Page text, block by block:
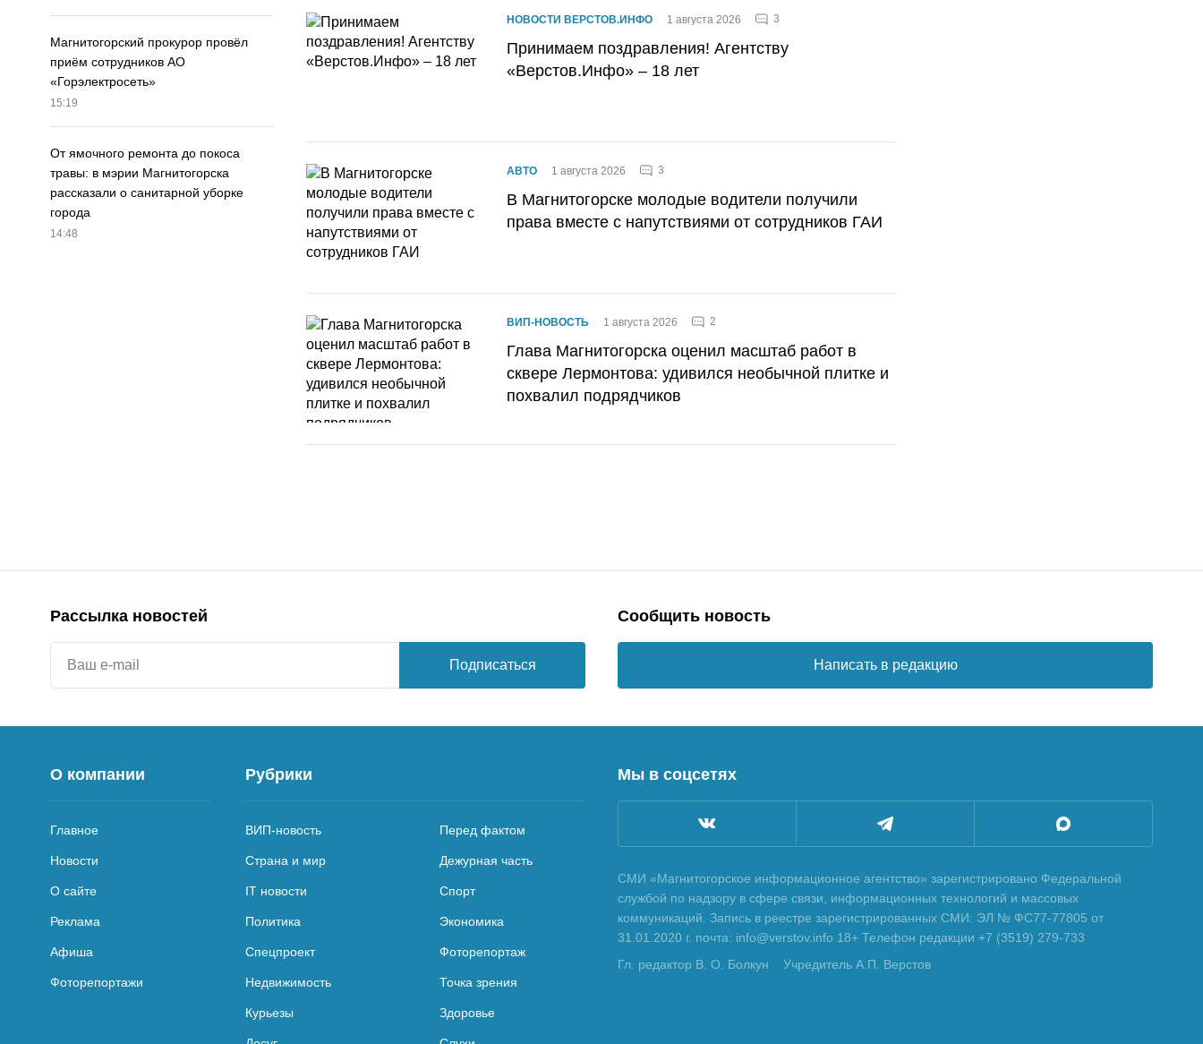
Магнитогорский прокурор провёл
приём сотрудников АО
«Горэлектросеть»
15:19
От ямочного ремонта до покоса
травы: в мэрии Магнитогорска
рассказали о санитарной уборке
города
14:48
НОВОСТИ ВЕРСТОВ.ИНФО 1 августа 2026 3
Принимаем поздравления! Агентству
«Верстов.Инфо» – 18 лет
АВТО 1 августа 2026 3
В Магнитогорске молодые водители получили
права вместе с напутствиями от сотрудников ГАИ
ВИП-НОВОСТЬ 1 августа 2026 2
Глава Магнитогорска оценил масштаб работ в
сквере Лермонтова: удивился необычной плитке и
похвалил подрядчиков
Рассылка новостей
Подписаться
Сообщить новость
Написать в редакцию
О компании
Главное
Новости
О сайте
Реклама
Афиша
Фоторепортажи
Рубрики
ВИП-новость Перед фактом
Страна и мир Дежурная часть
IT новости Спорт
Политика Экономика
Спецпроект Фоторепортаж
Недвижимость Точка зрения
Курьезы Здоровье
Мы в соцсетях
СМИ «Магнитогорское информационное агентство» зарегистрировано Федеральной
службой по надзору в сфере связи, информационных технологий и массовых
коммуникаций. Запись в реестре зарегистрированных СМИ: ЭЛ № ФС77-77805 от
31.01.2020 г. почта: info@verstov.info 18+ Телефон редакции +7 (3519) 279-733
Гл. редактор В. О. Болкун
Учредитель А.П. Верстов